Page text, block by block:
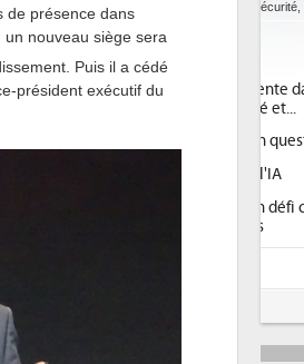
de présence dans
nouveau siège sera
Puis il a cédé
président exécutif du
ce
1
2
6